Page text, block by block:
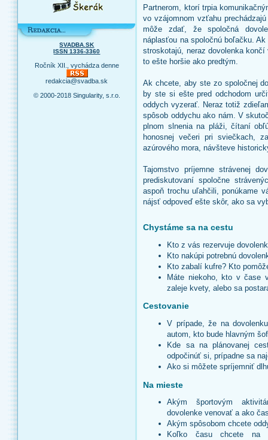
SVADBA.SK
ISSN 1336-3360
Ročník XII., vychádza denne
redakcia@svadba.sk
© 2000-2018 Singularity, s.r.o.
Partnerom, ktorí trpia
vo vzájomnom vzťahu
môže zdať, že spoločná
náplasťou na spoločnú boľačku.
stroskotajú, neraz dovolenka
to ešte horšie ako predtým.
Ak chcete, aby ste zo spoločnej
by ste si ešte pred odchodom
oddych vyzerať. Neraz totiž
spôsob oddychu ako nám. V
plnom slnenia na pláži, čítaní
honosnej večeri pri sviečkach,
azúrového mora, návšteve
Tajomstvo príjemne strávenej
prediskutovaní spoločne
aspoň trochu uľahčili, ponúkame
nájsť odpoveď ešte skôr, ako sa
Chystáme sa na cestu
Kto z vás rezervuje
Kto nakúpi potrebnú
Kto zabalí kufre? Kto
Máte niekoho, kto v čase
zaleje kvety, alebo sa
Cestovanie
V prípade, že na
autom, kto bude hlavným
Kde sa na plánovanej
odpočinúť si, prípadne sa
Ako si môžete spríjemniť
Na mieste
Akým športovým
dovolenke venovať a ako
Akým spôsobom chcete
Koľko času chcete na